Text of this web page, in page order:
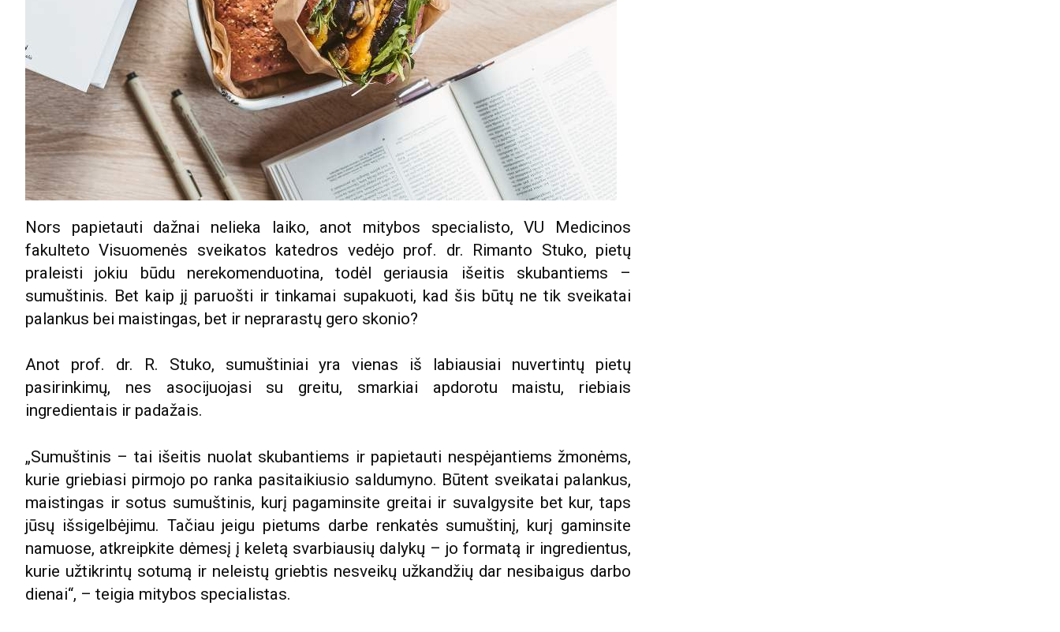
Nors papietauti dažnai nelieka laiko, anot mitybos specialisto, VU Medicinos
fakulteto Visuomenės sveikatos katedros vedėjo prof. dr. Rimanto Stuko, pietų
praleisti jokiu būdu nerekomenduotina, todėl geriausia išeitis skubantiems –
sumuštinis. Bet kaip jį paruošti ir tinkamai supakuoti, kad šis būtų ne tik sveikatai
palankus bei maistingas, bet ir neprarastų gero skonio?
Anot prof. dr. R. Stuko, sumuštiniai yra vienas iš labiausiai nuvertintų pietų
pasirinkimų, nes asocijuojasi su greitu, smarkiai apdorotu maistu, riebiais
ingredientais ir padažais.
„Sumuštinis – tai išeitis nuolat skubantiems ir papietauti nespėjantiems žmonėms,
kurie griebiasi pirmojo po ranka pasitaikiusio saldumyno. Būtent sveikatai palankus,
maistingas ir sotus sumuštinis, kurį pagaminsite greitai ir suvalgysite bet kur, taps
jūsų išsigelbėjimu. Tačiau jeigu pietums darbe renkatės sumuštinį, kurį gaminsite
namuose, atkreipkite dėmesį į keletą svarbiausių dalykų – jo formatą ir ingredientus,
kurie užtikrintų sotumą ir neleistų griebtis nesveikų užkandžių dar nesibaigus darbo
dienai“, – teigia mitybos specialistas.